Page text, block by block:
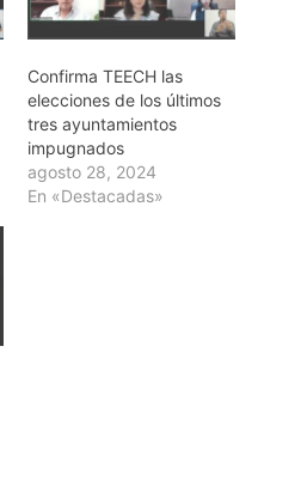
Confirma TEECH las
elecciones de los últimos
tres ayuntamientos
impugnados
agosto 28, 2024
En «Destacadas»